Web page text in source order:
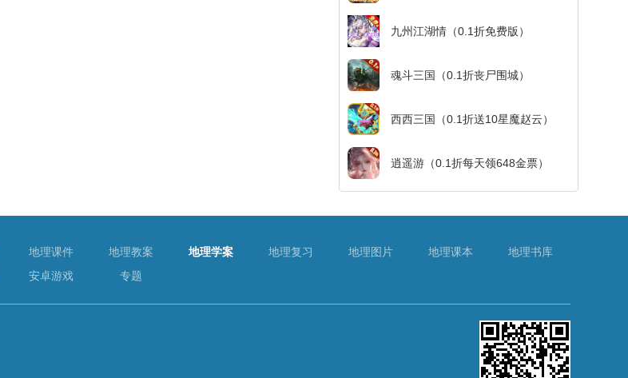
九州江湖情（0.1折免费版）
魂斗三国（0.1折丧尸围城）
西西三国（0.1折送10星魔赵云）
逍遥游（0.1折每天领648金票）
地理课件 地理教案 地理学案 地理复习 地理图片 地理课本
地理书库
安卓游戏 专题